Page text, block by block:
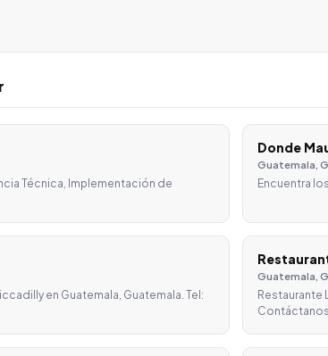
Técnica, Implementación de
Donde
Guatemala,
Encuentra
en Guatemala, Guatemala. Tel:
Guatemala,
Restaurante